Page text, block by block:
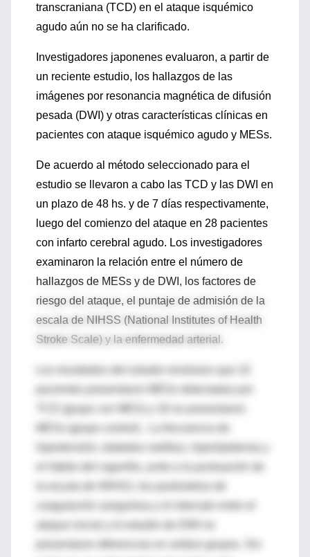
transcraniana (TCD) en el ataque isquémico
agudo aún no se ha clarificado.
Investigadores japonenes evaluaron, a partir de
un reciente estudio, los hallazgos de las
imágenes por resonancia magnética de difusión
pesada (DWI) y otras características clínicas en
pacientes con ataque isquémico agudo y MESs.
De acuerdo al método seleccionado para el
estudio se llevaron a cabo las TCD y las DWI en
un plazo de 48 hs. y de 7 días respectivamente,
luego del comienzo del ataque en 28 pacientes
con infarto cerebral agudo. Los investigadores
examinaron la relación entre el número de
hallazgos de MESs y de DWI, los factores de
riesgo del ataque, el puntaje de admisión de la
escala de NIHSS (National Institutes of Health
Stroke Scale) y la enfermedad arterial.
TCD (grupo con MES) y 18 no presentaron
MESs (grupo control). La frecuencia de
el hábito del cigarrillo, junto a la puntuación de
coagulación sanguínea y el intervalo entre el
ataque inicial y el estudio de DWI no
presentaron diferencias en ambos grupos. Sin